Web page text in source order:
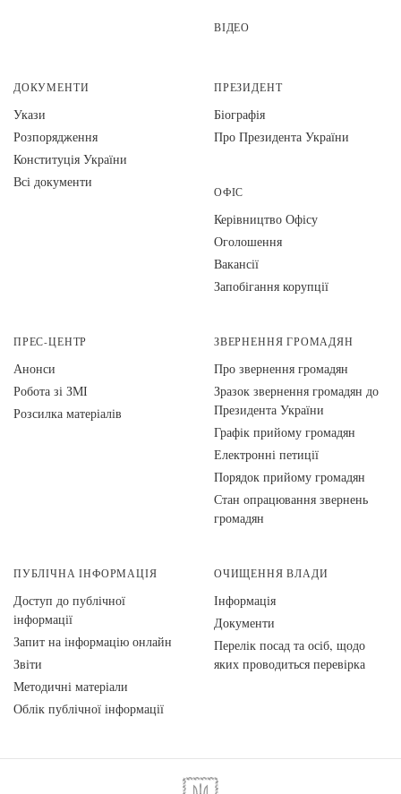
ВІДЕО
ДОКУМЕНТИ
Укази
Розпорядження
Конституція України
Всі документи
ПРЕЗИДЕНТ
Біографія
Про Президента України
ОФІС
Керівництво Офісу
Оголошення
Вакансії
Запобігання корупції
ПРЕС-ЦЕНТР
Анонси
Робота зі ЗМІ
Розсилка матеріалів
ЗВЕРНЕННЯ ГРОМАДЯН
Про звернення громадян
Зразок звернення громадян до
Президента України
Графік прийому громадян
Електронні петиції
Порядок прийому громадян
Стан опрацювання звернень
громадян
ПУБЛІЧНА ІНФОРМАЦІЯ
Доступ до публічної
інформації
Запит на інформацію онлайн
Звіти
Методичні матеріали
Облік публічної інформації
ОЧИЩЕННЯ ВЛАДИ
Інформація
Документи
Перелік посад та осіб, щодо
яких проводиться перевірка